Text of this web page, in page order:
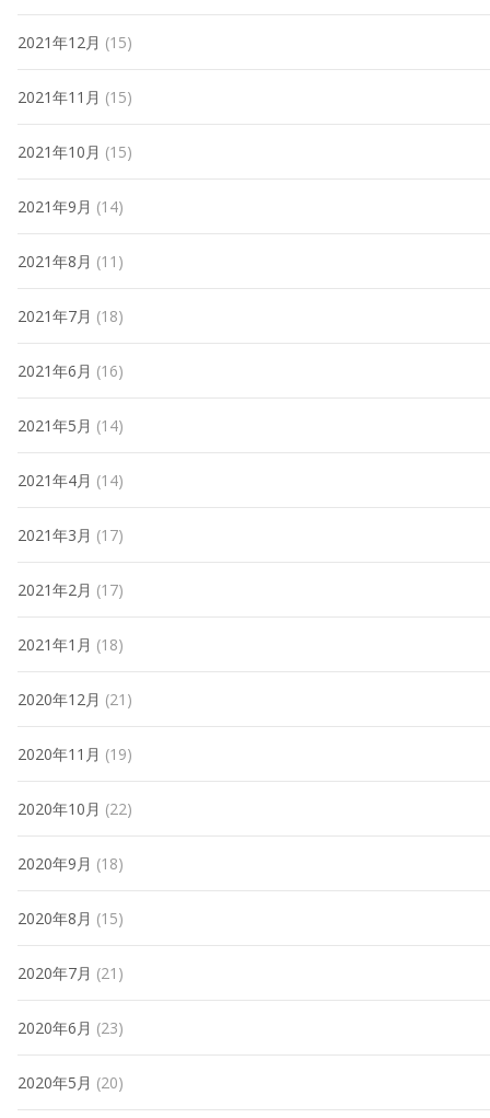
2021年12月 (15)
2021年11月 (15)
2021年10月 (15)
2021年9月 (14)
2021年8月 (11)
2021年7月 (18)
2021年6月 (16)
2021年5月 (14)
2021年4月 (14)
2021年3月 (17)
2021年2月 (17)
2021年1月 (18)
2020年12月 (21)
2020年11月 (19)
2020年10月 (22)
2020年9月 (18)
2020年8月 (15)
2020年7月 (21)
2020年6月 (23)
2020年5月 (20)